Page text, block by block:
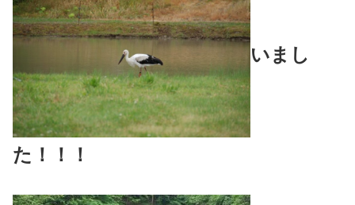
いまし
た！！！